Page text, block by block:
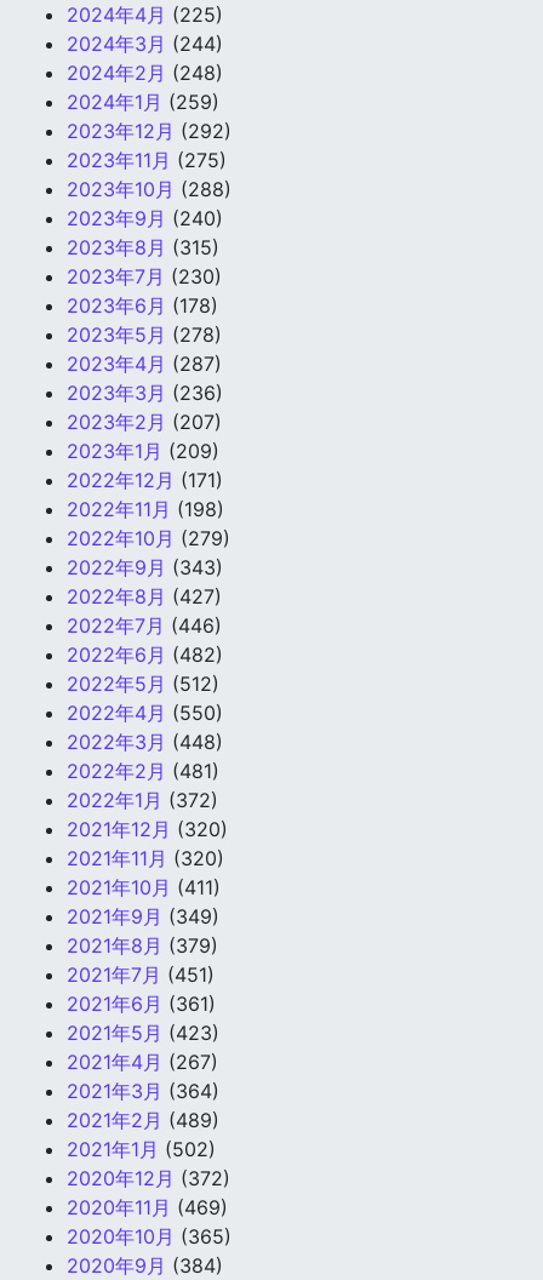
2024年4月 (225)
2024年3月 (244)
2024年2月 (248)
2024年1月 (259)
2023年12月 (292)
2023年11月 (275)
2023年10月 (288)
2023年9月 (240)
2023年8月 (315)
2023年7月 (230)
2023年6月 (178)
2023年5月 (278)
2023年4月 (287)
2023年3月 (236)
2023年2月 (207)
2023年1月 (209)
2022年12月 (171)
2022年11月 (198)
2022年10月 (279)
2022年9月 (343)
2022年8月 (427)
2022年7月 (446)
2022年6月 (482)
2022年5月 (512)
2022年4月 (550)
2022年3月 (448)
2022年2月 (481)
2022年1月 (372)
2021年12月 (320)
2021年11月 (320)
2021年10月 (411)
2021年9月 (349)
2021年8月 (379)
2021年7月 (451)
2021年6月 (361)
2021年5月 (423)
2021年4月 (267)
2021年3月 (364)
2021年2月 (489)
2021年1月 (502)
2020年12月 (372)
2020年11月 (469)
2020年10月 (365)
2020年9月 (384)